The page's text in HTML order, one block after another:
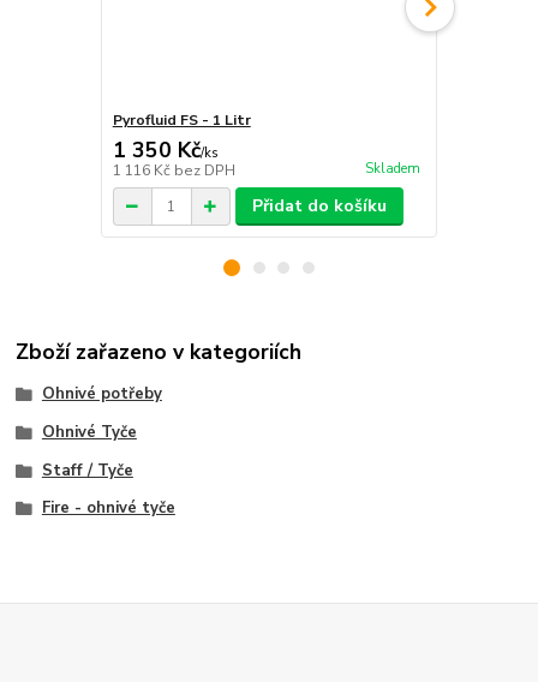
Pyrofluid FS - 1 Litr
1 350 Kč/ks
1 116 Kč bez DPH Skladem
Přidat do košíku
Zboží zařazeno v kategoriích
Ohnivé potřeby
Ohnivé Tyče
Staff / Tyče
Fire - ohnivé tyče